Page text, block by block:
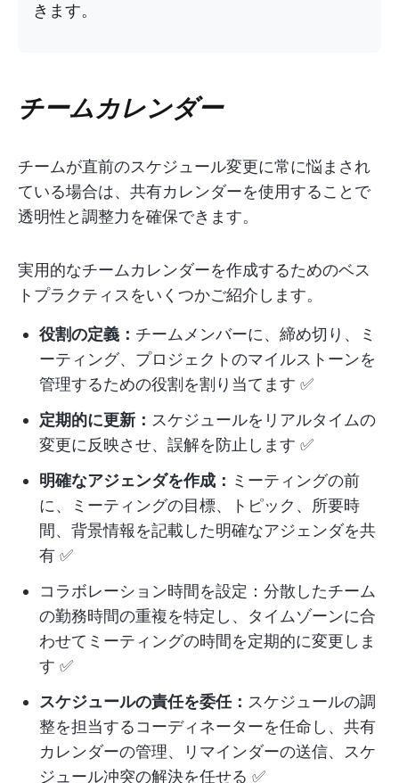
きます。
チームカレンダー
チームが直前のスケジュール変更に常に悩まされ
ている場合は、共有カレンダーを使用することで
透明性と調整力を確保できます。
実用的なチームカレンダーを作成するためのベス
トプラクティスをいくつかご紹介します。
役割の定義： チームメンバーに、締め切り、ミ
ーティング、プロジェクトのマイルストーンを
管理するための役割を割り当てます ✅
定期的に更新： スケジュールをリアルタイムの
変更に反映させ、誤解を防止します ✅
明確なアジェンダを作成： ミーティングの前
に、ミーティングの目標、トピック、所要時
間、背景情報を記載した明確なアジェンダを共
有 ✅
コラボレーション時間を設定：分散したチーム
の勤務時間の重複を特定し、タイムゾーンに合
わせてミーティングの時間を定期的に変更しま
す ✅
スケジュールの責任を委任： スケジュールの調
整を担当するコーディネーターを任命し、共有
カレンダーの管理、リマインダーの送信、スケ
ジュール冲突の解決を任せる ✅